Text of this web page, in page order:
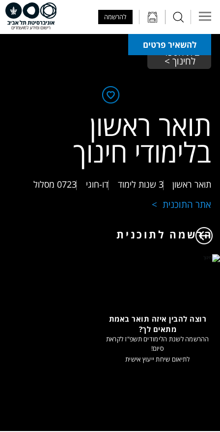
להרשמה
להשאיר פרטים
בית הספר
לחינוך >
תואר ראשון
בלימודי חינוך
תואר ראשון 3 שנות לימוד דו-חוגי 0723 מסלול
אתר התוכנית
הרשמה לתוכנית
רוצה להבין איזה תואר באמת
מתאים לך?
ההרשמה לשנת הלימודים תשפ"ז לקראת
סיום!
לתיאום שיחת ייעוץ אישית